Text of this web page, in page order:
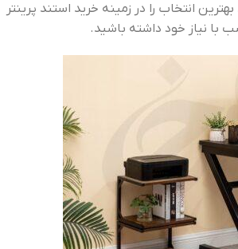
بهترین انتخاب را در زمینه خرید استند پرینتر
با نیاز خود داشته باشید.